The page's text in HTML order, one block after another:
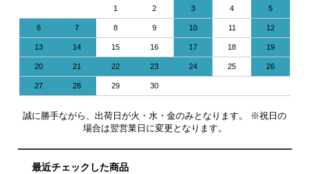
1 2 3 4 5
6 7 8 9 10 11 12
13 14 15 16 17 18 19
20 21 22 23 24 25 26
27 28 29 30
誠に勝手ながら、出荷日が火・水・金のみとなります。 ※祝日の
場合は翌営業日に変更となります。
最近チェックした商品